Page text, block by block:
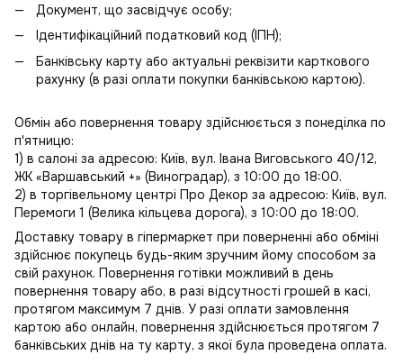
Документ, що засвідчує особу;
Ідентифікаційний податковий код (ІПН);
Банківську карту або актуальні реквізити карткового
рахунку (в разі оплати покупки банківською картою).
Обмін або повернення товару здійснюється з понеділка по
п'ятницю:
1) в салоні за адресою: Київ, вул. Івана Виговського 40/12,
ЖК «Варшавський +» (Виноградар), з 10:00 до 18:00.
2) в торгівельному центрі Про Декор за адресою: Київ, вул.
Перемоги 1 (Велика кільцева дорога), з 10:00 до 18:00.
Доставку товару в гіпермаркет при поверненні або обміні
здійснює покупець будь-яким зручним йому способом за
свій рахунок. Повернення готівки можливий в день
повернення товару або, в разі відсутності грошей в касі,
протягом максимум 7 днів. У разі оплати замовлення
картою або онлайн, повернення здійснюється протягом 7
банківських днів на ту карту, з якої була проведена оплата.